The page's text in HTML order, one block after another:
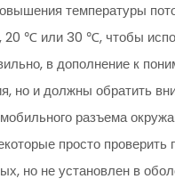
температуры
20 ℃ или 30 ℃, чтобы
в дополнение к
но и должны обратить
разъема
просто проверить
но не установлен в